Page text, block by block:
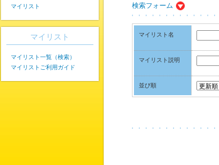
検索フォーム
マイリスト名
マイリスト説明
並び順
マイリスト
マイリスト
マイリスト一覧（検索）
マイリストご利用ガイド